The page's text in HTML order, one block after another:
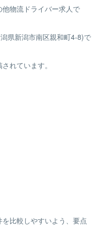
物流ドライバー求人で
県新潟市南区親和町4-8)で
れています。
比較しやすいよう、要点